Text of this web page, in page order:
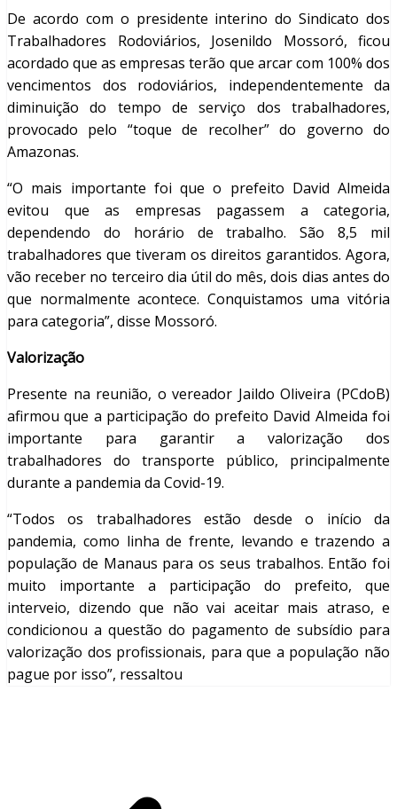
De acordo com o presidente interino do Sindicato dos
Trabalhadores Rodoviários, Josenildo Mossoró, ficou
acordado que as empresas terão que arcar com 100% dos
vencimentos dos rodoviários, independentemente da
diminuição do tempo de serviço dos trabalhadores,
provocado pelo “toque de recolher” do governo do
Amazonas.
“O mais importante foi que o prefeito David Almeida
evitou que as empresas pagassem a categoria,
dependendo do horário de trabalho. São 8,5 mil
trabalhadores que tiveram os direitos garantidos. Agora,
vão receber no terceiro dia útil do mês, dois dias antes do
que normalmente acontece. Conquistamos uma vitória
para categoria”, disse Mossoró.
Valorização
Presente na reunião, o vereador Jaildo Oliveira (PCdoB)
afirmou que a participação do prefeito David Almeida foi
importante para garantir a valorização dos
trabalhadores do transporte público, principalmente
durante a pandemia da Covid-19.
“Todos os trabalhadores estão desde o início da
pandemia, como linha de frente, levando e trazendo a
população de Manaus para os seus trabalhos. Então foi
muito importante a participação do prefeito, que
interveio, dizendo que não vai aceitar mais atraso, e
condicionou a questão do pagamento de subsídio para
valorização dos profissionais, para que a população não
pague por isso”, ressaltou